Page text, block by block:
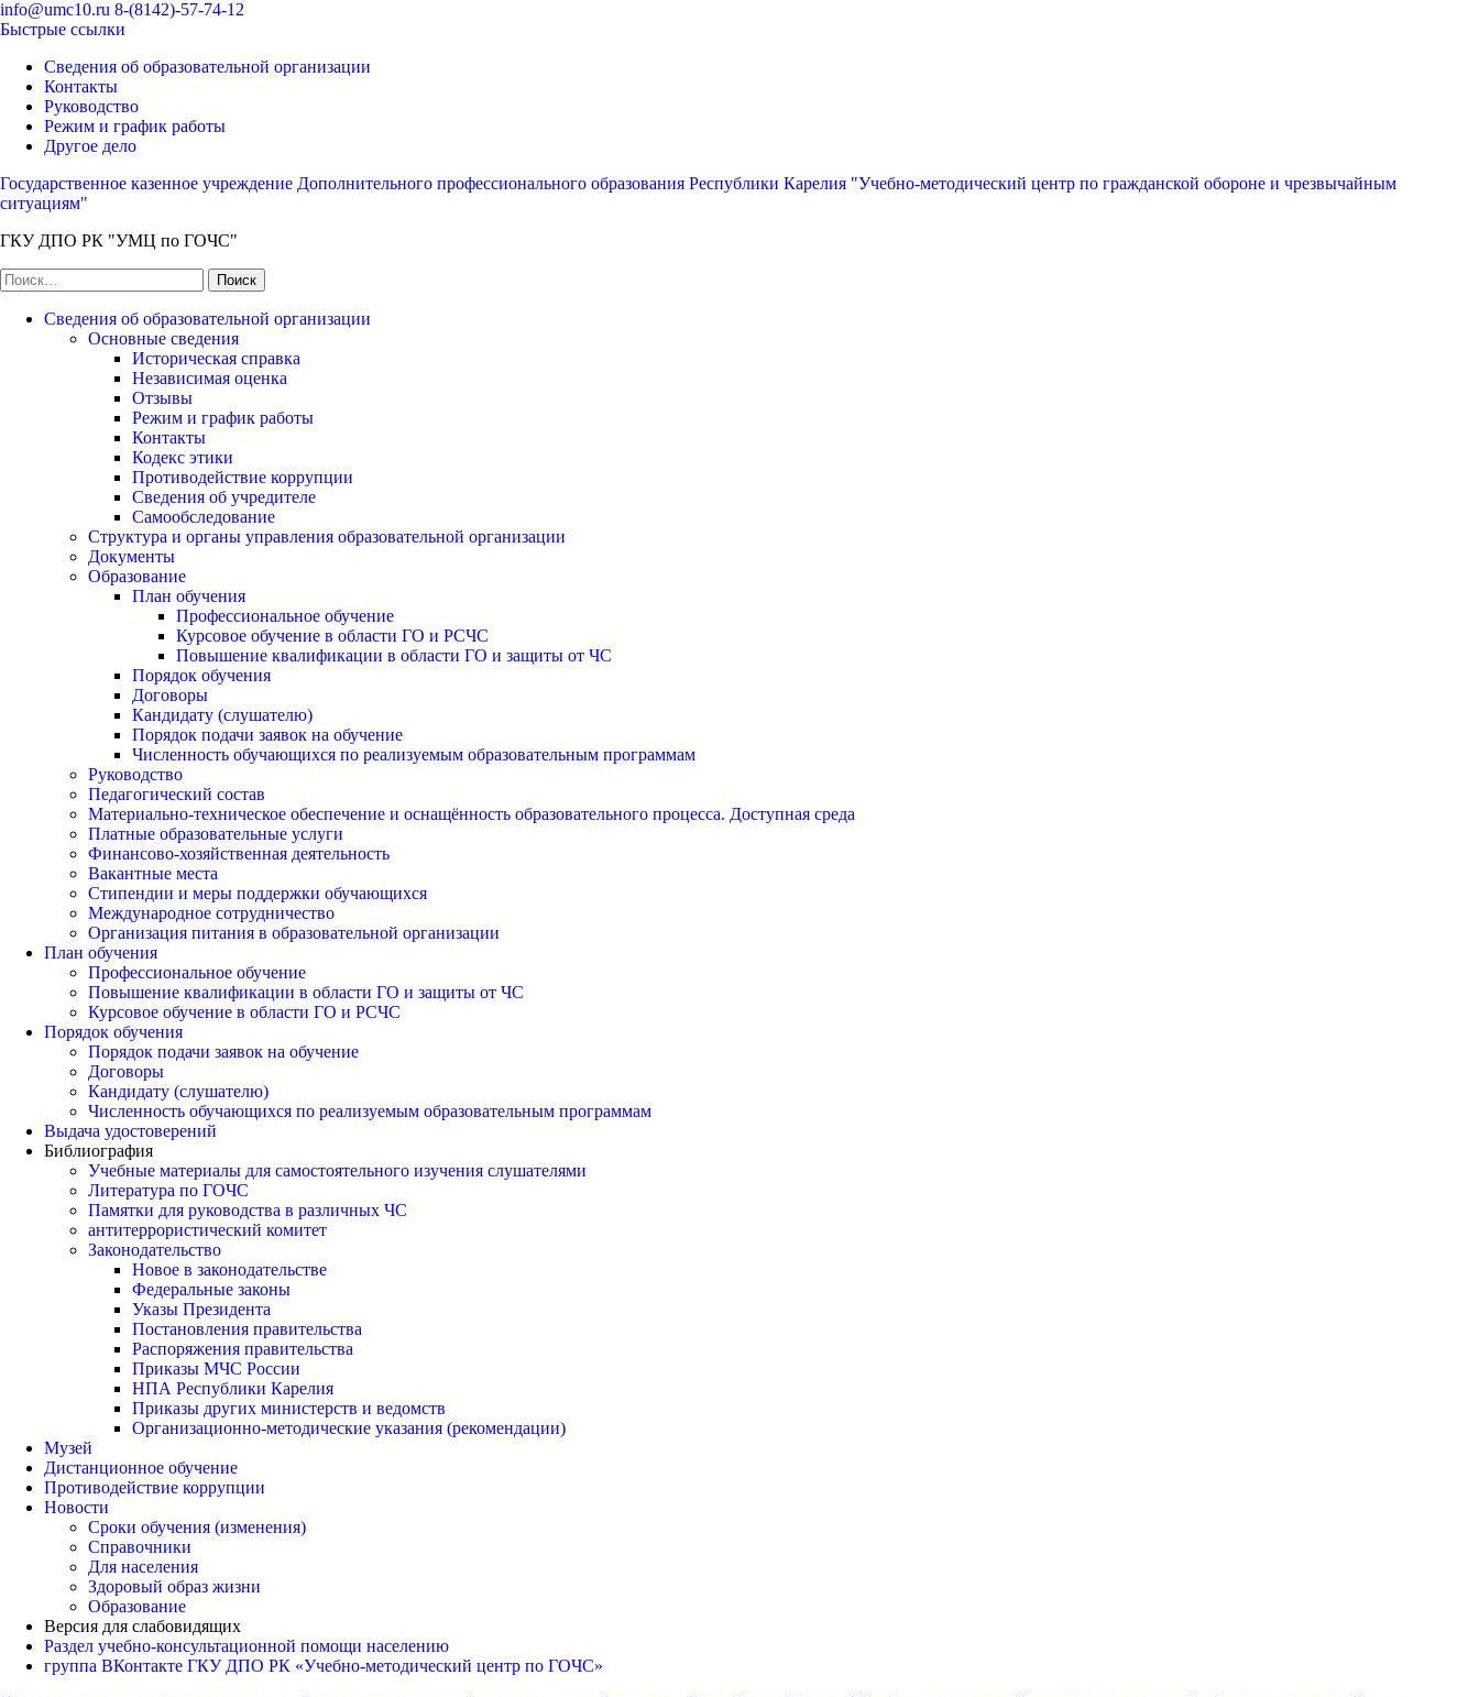
Перейти
к
(нажмите
Enter)
info@umc10.ru 8-(8142)-57-74-12
Быстрые ссылки
Сведения об образовательной организации
Контакты
Руководство
Режим и график работы
Другое дело
Государственное казенное учреждение Дополнительного профессионального образования Республики Карелия "Учебно-методический центр по гражданской обороне и чрезвычайным
ситуациям"
ГКУ ДПО РК "УМЦ по ГОЧС"
Найти:
Сведения об образовательной организации
Основные сведения
Историческая справка
Независимая оценка
Отзывы
Режим и график работы
Контакты
Кодекс этики
Противодействие коррупции
Сведения об учредителе
Самообследование
Структура и органы управления образовательной организации
Документы
Образование
План обучения
Профессиональное обучение
Курсовое обучение в области ГО и РСЧС
Повышение квалификации в области ГО и защиты от ЧС
Порядок обучения
Договоры
Кандидату (слушателю)
Порядок подачи заявок на обучение
Численность обучающихся по реализуемым образовательным программам
Руководство
Педагогический состав
Материально-техническое обеспечение и оснащённость образовательного процесса. Доступная среда
Платные образовательные услуги
Финансово-хозяйственная деятельность
Вакантные места
Стипендии и меры поддержки обучающихся
Международное сотрудничество
Организация питания в образовательной организации
План обучения
Профессиональное обучение
Повышение квалификации в области ГО и защиты от ЧС
Курсовое обучение в области ГО и РСЧС
Порядок обучения
Порядок подачи заявок на обучение
Договоры
Кандидату (слушателю)
Численность обучающихся по реализуемым образовательным программам
Выдача удостоверений
Библиография
Учебные материалы для самостоятельного изучения слушателями
Литература по ГОЧС
Памятки для руководства в различных ЧС
антитеррористический комитет
Законодательство
Новое в законодательстве
Федеральные законы
Указы Президента
Постановления правительства
Распоряжения правительства
Приказы МЧС России
НПА Республики Карелия
Приказы других министерств и ведомств
Организационно-методические указания (рекомендации)
Музей
Дистанционное обучение
Противодействие коррупции
Новости
Сроки обучения (изменения)
Справочники
Для населения
Здоровый образ жизни
Образование
Версия для слабовидящих
Раздел учебно-консультационной помощи населению
группа ВКонтакте ГКУ ДПО РК «Учебно-методический центр по ГОЧС»